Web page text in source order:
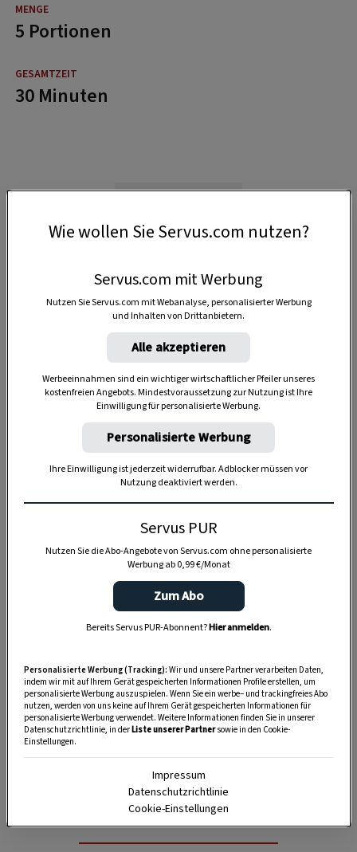
5 Portionen
30 Minuten
Anzeige
Zutaten
Wie wollen Sie Servus.com nutzen?
Servus.com mit Werbung
Nutzen Sie Servus.com mit Webanalyse, personalisierter Werbung
und Inhalten von Drittanbietern.
Alle akzeptieren
Werbeeinnahmen sind ein wichtiger wirtschaftlicher Pfeiler unseres
kostenfreien Angebots. Mindestvoraussetzung zur Nutzung ist Ihre
Einwilligung für personalisierte Werbung.
Personalisierte Werbung
Ihre Einwilligung ist jederzeit widerrufbar. Adblocker müssen vor
Nutzung deaktiviert werden.
Servus PUR
Nutzen Sie die Abo-Angebote von Servus.com ohne personalisierte
Werbung ab 0,99 €/Monat
Zum Abo
Bereits Servus PUR-Abonnent?Hier anmelden.
Personalisierte Werbung (Tracking): Wir und unsere Partner verarbeiten Daten,
indem wir mit auf Ihrem Gerät gespeicherten Informationen Profile erstellen, um
personalisierte Werbung auszuspielen. Wenn Sie ein werbe– und trackingfreies Abo
nutzen, werden von uns keine auf Ihrem Gerät gespeicherten Informationen für
personalisierte Werbung verwendet. Weitere Informationen finden Sie in unserer
Datenschutzrichtlinie, in derListe unserer Partnersowie in den Cookie-
Einstellungen.
Impressum
Datenschutzrichtlinie
Cookie-Einstellungen